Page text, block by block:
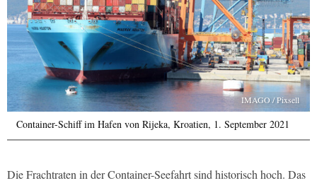
IMAGO / Pixsell
Container-Schiff im Hafen von Rijeka, Kroatien, 1. September 2021
Die Frachtraten in der Container-Seefahrt sind historisch hoch. Das